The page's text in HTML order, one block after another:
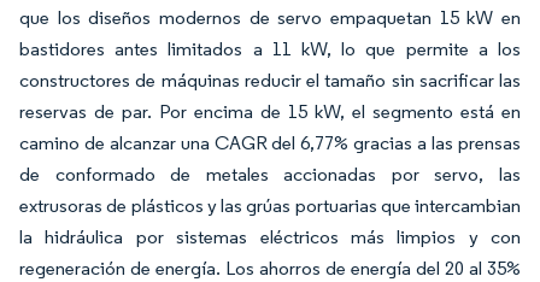
que los diseños modernos de servo empaquetan 15 kW en
bastidores antes limitados a 11 kW, lo que permite a los
constructores de máquinas reducir el tamaño sin sacrificar las
reservas de par. Por encima de 15 kW, el segmento está en
camino de alcanzar una CAGR del 6,77% gracias a las prensas
de conformado de metales accionadas por servo, las
extrusoras de plásticos y las grúas portuarias que intercambian
la hidráulica por sistemas eléctricos más limpios y con
regeneración de energía. Los ahorros de energía del 20 al 35%